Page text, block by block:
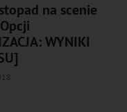
na scenie
WYNIKI